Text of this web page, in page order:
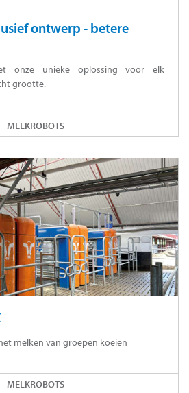
ontwerp - betere
onze unieke oplossing voor elk
grootte.
MELKROBOTS
melken van groepen koeien
MELKROBOTS